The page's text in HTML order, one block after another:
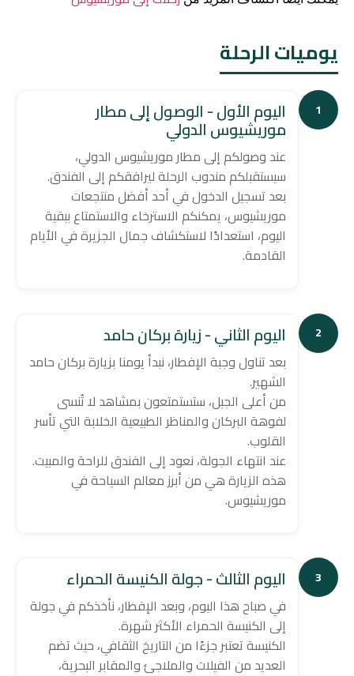
يوميات الرحلة
1 اليوم الأول - الوصول إلى مطار
موريشيوس الدولي
عند وصولكم إلى مطار موريشيوس الدولي،
سيستقبلكم مندوب الرحلة ليرافقكم إلى الفندق.
بعد تسجيل الدخول في أحد أفضل منتجعات
موريشيوس، يمكنكم الاسترخاء والاستمتاع ببقية
اليوم، استعدادًا لاستكشاف جمال الجزيرة في الأيام
القادمة.
2 اليوم الثاني - زيارة بركان حامد
بعد تناول وجبة الإفطار، نبدأ يومنا بزيارة بركان حامد
الشهير.
من أعلى الجبل، ستستمتعون بمشاهد لا تُنسى
لفوهة البركان والمناظر الطبيعية الخلابة التي تأسر
القلوب.
عند انتهاء الجولة، نعود إلى الفندق للراحة والمبيت.
هذه الزيارة هي من أبرز معالم السياحة في
موريشيوس.
3 اليوم الثالث - جولة الكنيسة الحمراء
في صباح هذا اليوم، وبعد الإفطار، نأخذكم في جولة
إلى الكنيسة الحمراء الأكثر شهرة.
الكنيسة تعتبر جزءًا من التاريخ الثقافي، حيث تضم
العديد من الفيلات والملاجئ والمقابر البحرية،